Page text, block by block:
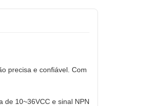
precisa e confiável. Com
de 10~36VCC e sinal NPN